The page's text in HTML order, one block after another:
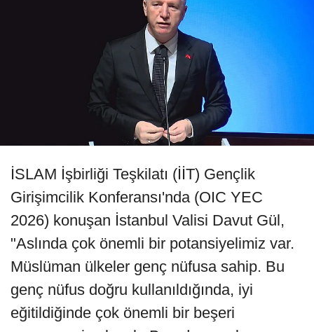
İSLAM İşbirliği Teşkilatı (İİT) Gençlik
Girişimcilik Konferansı'nda (OIC YEC
2026) konuşan İstanbul Valisi Davut Gül,
"Aslında çok önemli bir potansiyelimiz var.
Müslüman ülkeler genç nüfusa sahip. Bu
genç nüfus doğru kullanıldığında, iyi
eğitildiğinde çok önemli bir beşeri